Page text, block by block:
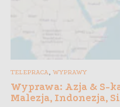
TELEPRACA, WYPRAWY
Wyprawa: Azja & S-
Malezja, Indonezja,